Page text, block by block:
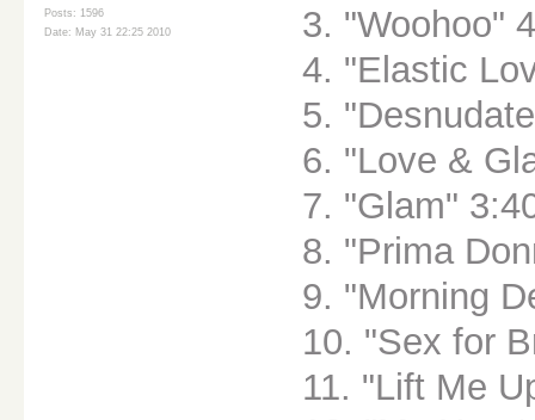
Posts: 1596
Date: May 31 22:25 2010
3. "Woohoo"
4. "Elastic
5.
6. "Love &
7. "Glam"
8. "Prima
9. "Morning
10. "Sex for
11. "Lift Me